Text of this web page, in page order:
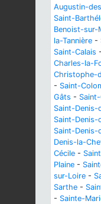
Augustin-
Saint-
Benoist-sur-
la-Tannière -
Saint-Calais -
Charles-la-
Christophe-
- Saint-
Gâts -
Saint-Denis-
Saint-Denis-
Saint-Denis-
Denis-la-
Cécile -
Plaine -
sur-Loire -
Sarthe -
- Sainte-